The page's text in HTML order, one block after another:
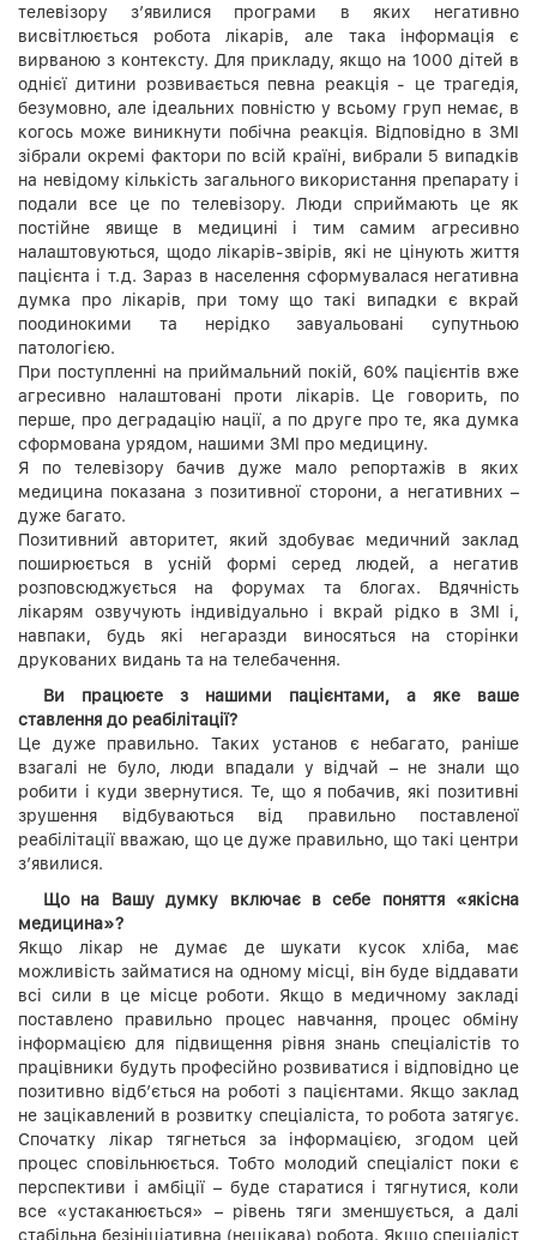
телевізору з’явилися програми в яких негативно
висвітлюється робота лікарів, але така інформація є
вирваною з контексту. Для прикладу, якщо на 1000 дітей в
однієї дитини розвивається певна реакція - це трагедія,
безумовно, але ідеальних повністю у всьому груп немає, в
когось може виникнути побічна реакція. Відповідно в ЗМІ
зібрали окремі фактори по всій країні, вибрали 5 випадків
на невідому кількість загального використання препарату і
подали все це по телевізору. Люди сприймають це як
постійне явище в медицині і тим самим агресивно
налаштовуються, щодо лікарів-звірів, які не цінують життя
пацієнта і т.д. Зараз в населення сформувалася негативна
думка про лікарів, при тому що такі випадки є вкрай
поодинокими та нерідко завуальовані супутньою
патологією.
При поступленні на приймальний покій, 60% пацієнтів вже
агресивно налаштовані проти лікарів. Це говорить, по
перше, про деградацію нації, а по друге про те, яка думка
сформована урядом, нашими ЗМІ про медицину.
Я по телевізору бачив дуже мало репортажів в яких
медицина показана з позитивної сторони, а негативних –
дуже багато.
Позитивний авторитет, який здобуває медичний заклад
поширюється в усній формі серед людей, а негатив
розповсюджується на форумах та блогах. Вдячність
лікарям озвучують індивідуально і вкрай рідко в ЗМІ і,
навпаки, будь які негаразди виносяться на сторінки
друкованих видань та на телебачення.
Ви працюєте з нашими пацієнтами, а яке ваше
ставлення до реабілітації?
Це дуже правильно. Таких установ є небагато, раніше
взагалі не було, люди впадали у відчай – не знали що
робити і куди звернутися. Те, що я побачив, які позитивні
зрушення відбуваються від правильно поставленої
реабілітації вважаю, що це дуже правильно, що такі центри
з’явилися.
Що на Вашу думку включає в себе поняття «якісна
медицина»?
Якщо лікар не думає де шукати кусок хліба, має
можливість займатися на одному місці, він буде віддавати
всі сили в це місце роботи. Якщо в медичному закладі
поставлено правильно процес навчання, процес обміну
інформацією для підвищення рівня знань спеціалістів то
працівники будуть професійно розвиватися і відповідно це
позитивно відб’ється на роботі з пацієнтами. Якщо заклад
не зацікавлений в розвитку спеціаліста, то робота затягує.
Спочатку лікар тягнеться за інформацією, згодом цей
процес сповільнюється. Тобто молодий спеціаліст поки є
перспективи і амбіції – буде старатися і тягнутися, коли
все «устаканюється» – рівень тяги зменшується, а далі
стабільна безініціативна (нецікава) робота. Якщо спеціаліст